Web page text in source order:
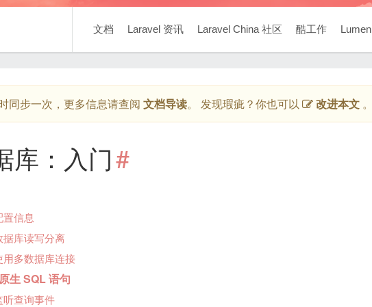
文档 Laravel 资讯 Laravel China 社区 酷工作 Lumen
同步一次，更多信息请查阅 文档导读。 发现瑕疵？你也可以 改进本文 。
库：入门#
置信息
据库读写分离
用多数据库连接
生 SQL 语句
听查询事件